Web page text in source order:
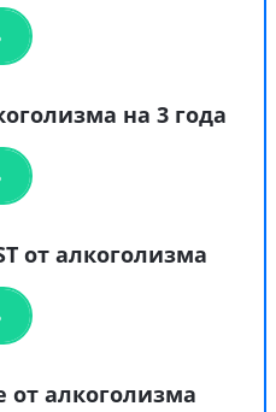
на 3 года
от алкоголизма
алкоголизма